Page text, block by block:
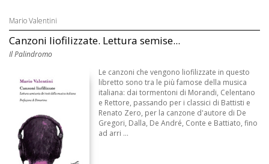
Mario Valentini
Canzoni liofilizzate. Lettura semise...
Il Palindromo
Le canzoni che vengono liofilizzate in questo
libretto sono tra le più famose della musica
italiana: dai tormentoni di Morandi, Celentano
e Rettore, passando per i classici di Battisti e
Renato Zero, per la canzone d'autore di De
Gregori, Dalla, De André, Conte e Battiato, fino
ad arri ...